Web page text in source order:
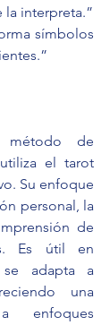
la interpreta.”
símbolos
de
el tarot
Su enfoque
personal, la
de
Es útil en
adapta a
una
enfoques